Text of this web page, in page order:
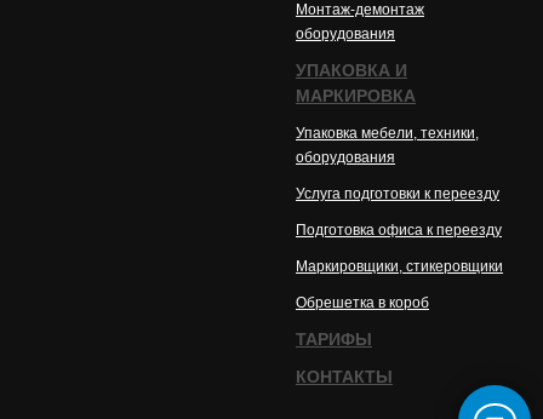
Монтаж-демонтаж
оборудования
УПАКОВКА И
МАРКИРОВКА
Упаковка мебели, техники,
оборудования
Услуга подготовки к переезду
Подготовка офиса к переезду
Маркировщики, стикеровщики
Обрешетка в короб
ТАРИФЫ
КОНТАКТЫ